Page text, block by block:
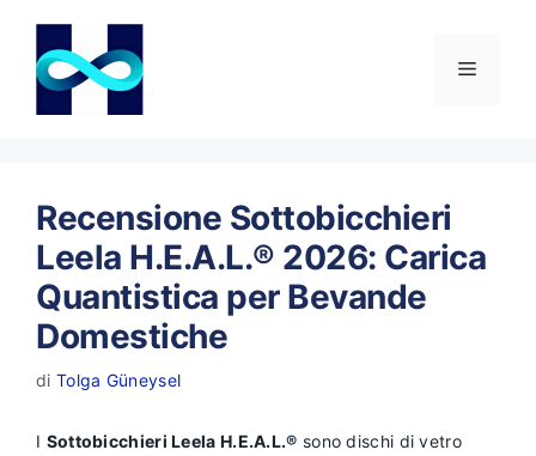
contenuto
Menu
Recensione Sottobicchieri
Leela H.E.A.L.® 2026: Carica
Quantistica per Bevande
Domestiche
di Tolga Güneysel
I Sottobicchieri Leela H.E.A.L.® sono dischi di vetro